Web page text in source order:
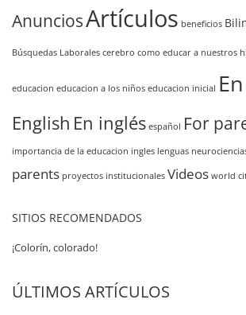
AnunciosArtículos beneficios
Búsquedas Laborales cerebro como educar a nuestros
educacion educacion a los niños educacion inicial
English En inglés español For
importancia de la educacion ingles lenguas
parents proyectos institucionales Videos world
SITIOS RECOMENDADOS
¡Colorín, colorado!
ÚLTIMOS ARTÍCULOS